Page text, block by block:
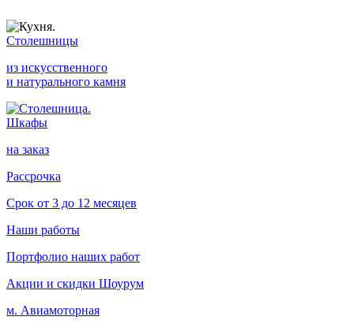
Столешницы
из искусственного
и натурального камня
Шкафы
на заказ
Рассрочка
Срок от 3 до 12 месяцев
Наши работы
Портфолио наших работ
Акции и скидки Шоурум
м. Авиамоторная